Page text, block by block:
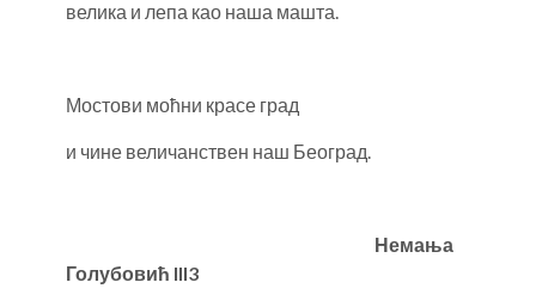
велика и лепа као наша машта.
Мостови моћни красе град
и чине величанствен наш Београд.
Немања
Голубовић III3